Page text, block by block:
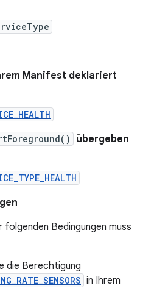
Manifest deklariert
übergeben
folgenden Bedingungen muss
die Berechtigung
in Ihrem